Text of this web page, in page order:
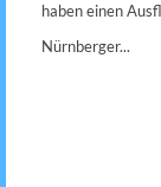
haben einen
Nürnberger...